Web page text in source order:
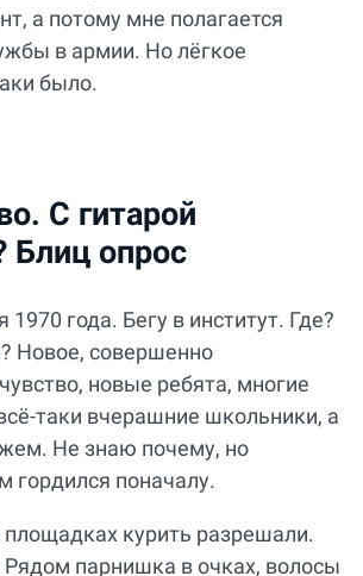
а потому мне полагается
в армии. Но лёгкое
было.
С гитарой
опрос
1970 года. Бегу в институт. Где?
Новое, совершенно
новые ребята, многие
таки вчерашние школьники, а
Не знаю почему, но
гордился поначалу.
курить разрешали.
парнишка в очках, волосы